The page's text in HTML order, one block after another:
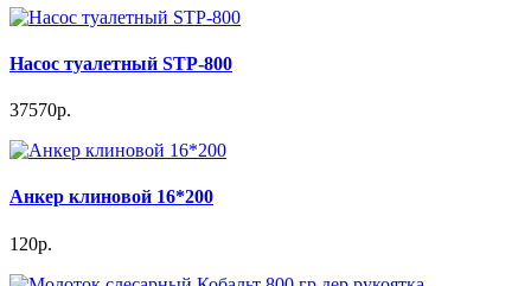
Насос туалетный STP-800
37570р.
Анкер клиновой 16*200
120р.